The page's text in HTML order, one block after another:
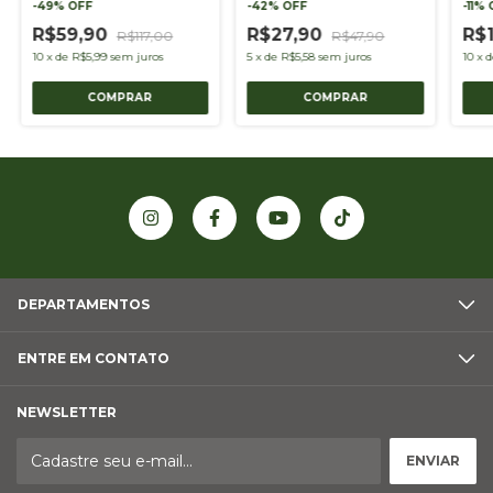
-49% OFF
R$59,90 R$117,00
10 xde R$5,99 sem juros
-42% OFF
R$27,90 R$47,90
5 xde R$5,58 sem juros
-11%
10 x
DEPARTAMENTOS
ENTRE EM CONTATO
NEWSLETTER